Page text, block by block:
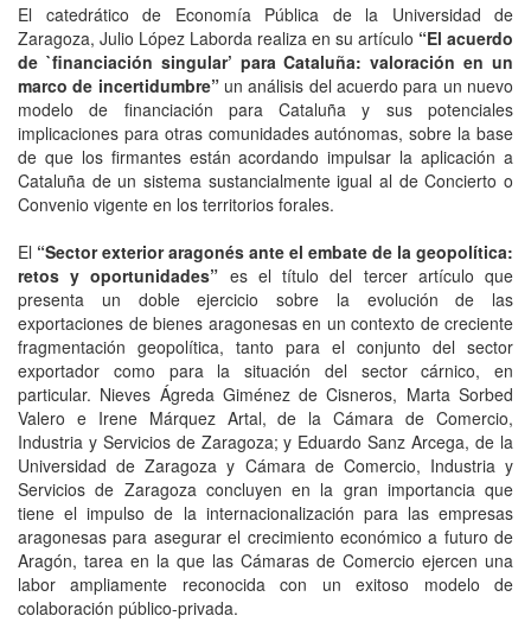
El catedrático de Economía Pública de la Universidad de
Zaragoza, Julio López Laborda realiza en su artículo “El acuerdo
de `financiación singular’ para Cataluña: valoración en un
marco de incertidumbre”un análisis del acuerdo para un nuevo
modelo de financiación para Cataluña y sus potenciales
implicaciones para otras comunidades autónomas, sobre la base
de que los firmantes están acordando impulsar la aplicación a
Cataluña de un sistema sustancialmente igual al de Concierto o
Convenio vigente en los territorios forales.
El “Sector exterior aragonés ante el embate de la geopolítica:
retos y oportunidades” es el título del tercer artículo que
presenta un doble ejercicio sobre la evolución de las
exportaciones de bienes aragonesas en un contexto de creciente
fragmentación geopolítica, tanto para el conjunto del sector
exportador como para la situación del sector cárnico, en
particular. Nieves Ágreda Giménez de Cisneros, Marta Sorbed
Valero e Irene Márquez Artal, de la Cámara de Comercio,
Industria y Servicios de Zaragoza; y Eduardo Sanz Arcega, de la
Universidad de Zaragoza y Cámara de Comercio, Industria y
Servicios de Zaragoza concluyen en la gran importancia que
tiene el impulso de la internacionalización para las empresas
aragonesas para asegurar el crecimiento económico a futuro de
Aragón, tarea en la que las Cámaras de Comercio ejercen una
labor ampliamente reconocida con un exitoso modelo de
colaboración público-privada.